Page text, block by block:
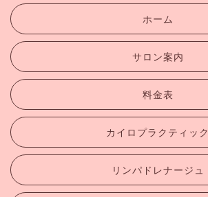
ホーム
サロン案内
料金表
カイロプラクティック
リンパドレナージュ